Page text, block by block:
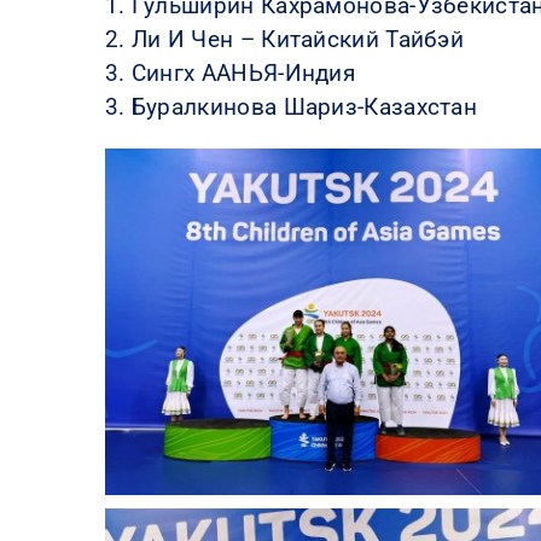
2. Ли И Чен – Китайский Тайбэй
3. Сингх ААНЬЯ-Индия
3. Буралкинова Шариз-Казахстан